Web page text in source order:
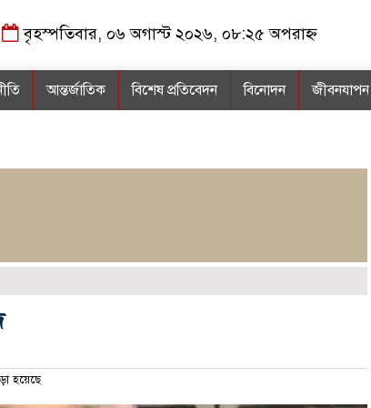
বৃহস্পতিবার, ০৬ অগাস্ট ২০২৬, ০৮:২৫ অপরাহ্ন
আন্তর্জাতিক বিশেষ প্রতিবেদন বিনোদন জীবনযাপন
হয়েছে